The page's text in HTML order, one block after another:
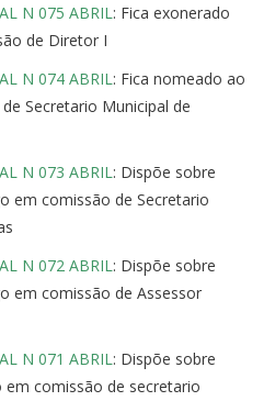
N 075 ABRIL: Fica exonerado
de Diretor I
N 074 ABRIL: Fica nomeado ao
Secretario Municipal de
N 073 ABRIL: Dispõe sobre
em comissão de Secretario
N 072 ABRIL: Dispõe sobre
em comissão de Assessor
N 071 ABRIL: Dispõe sobre
comissão de secretario